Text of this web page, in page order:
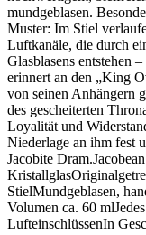
mundgeblasen.
Muster: Im Stiel
Luftkanäle, die durch
Glasblasens entstehen
erinnert an den „King
von seinen Anhängern
des gescheiterten
Loyalität und
Niederlage an ihm fest
Jacobite
StielMundgeblasen,
Volumen ca. 60
LufteinschlüssenIn